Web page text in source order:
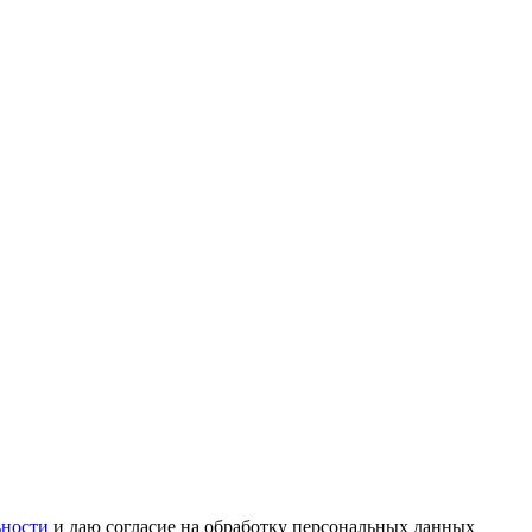
и даю согласие на обработку персональных данных